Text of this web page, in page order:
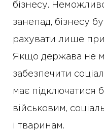
бізнесу.
занепад, бізнесу
рахувати лише
Якщо держава не
забезпечити
має підключатися
військовим,
і тваринам.